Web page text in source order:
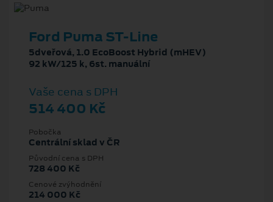
Ford Puma ST-Line
5dveřová, 1.0 EcoBoost Hybrid (mHEV)
92 kW/125 k, 6st. manuální
Vaše cena s DPH
514 400 Kč
Pobočka
Centrální sklad v ČR
Původní cena s DPH
728 400 Kč
Cenové zvýhodnění
214 000 Kč